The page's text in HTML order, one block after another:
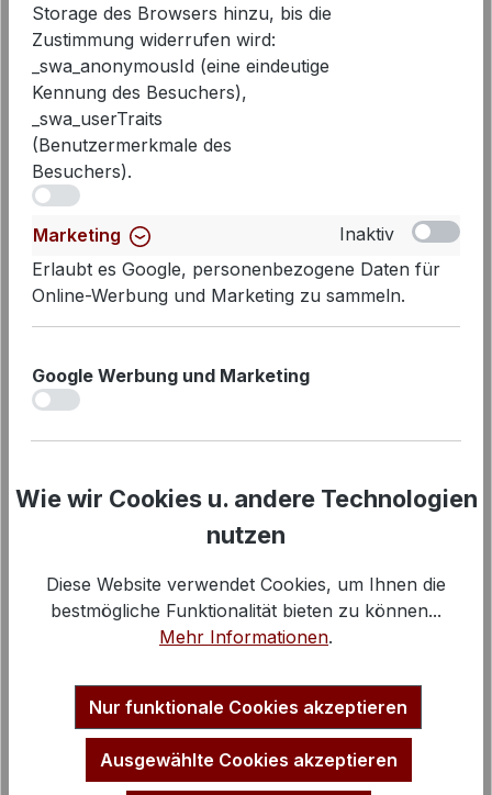
Princess goes Hollywood T-Shirt
Pool Dog
Regulärer Preis:
89,95 €
Storage des Browsers hinzu, bis die
Zustimmung widerrufen wird:
_swa_anonymousId (eine eindeutige
Kennung des Besuchers),
_swa_userTraits
(Benutzermerkmale des
Besuchers).
Marketing
Inaktiv
Erlaubt es Google, personenbezogene Daten für
Online-Werbung und Marketing zu sammeln.
Google Werbung und Marketing
Wie wir Cookies u. andere Technologien
nutzen
Diese Website verwendet Cookies, um Ihnen die
bestmögliche Funktionalität bieten zu können...
Mehr Informationen.
Nur funktionale Cookies akzeptieren
Ausgewählte Cookies akzeptieren